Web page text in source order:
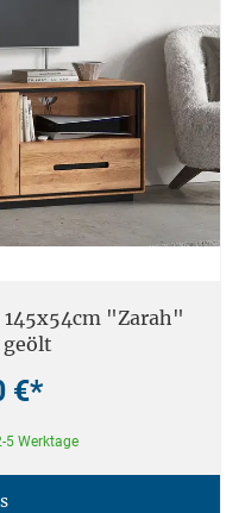
145x54cm "Zarah"
€*
5 Werktage